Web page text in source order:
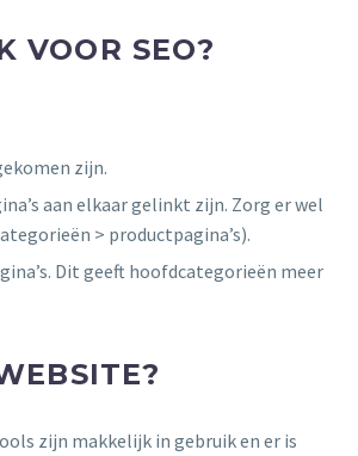
VOOR SEO?
zijn.
aan elkaar gelinkt zijn. Zorg er wel
> productpagina’s).
Dit geeft hoofdcategorieën meer
zijn makkelijk in gebruik en er is